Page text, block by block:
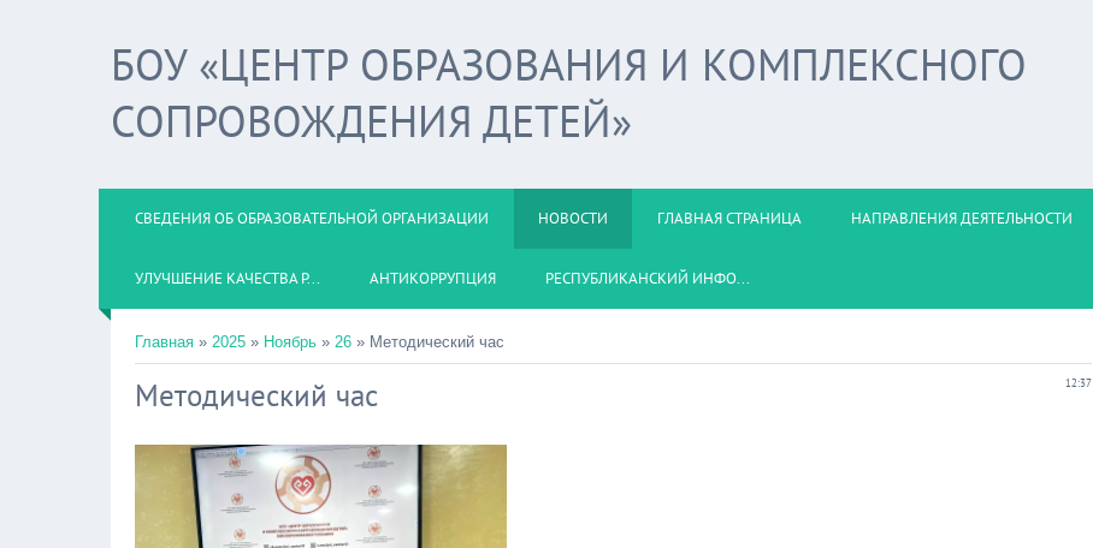
БОУ «ЦЕНТР ОБРАЗОВАНИЯ И КОМПЛЕКСНОГО
СОПРОВОЖДЕНИЯ ДЕТЕЙ»
СВЕДЕНИЯ ОБ ОБРАЗОВАТЕЛЬНОЙ ОРГАНИЗАЦИИ НОВОСТИ ГЛАВНАЯ СТРАНИЦА НАПРАВЛЕНИЯ ДЕЯТЕЛЬНОСТИ
УЛУЧШЕНИЕ КАЧЕСТВА Р... АНТИКОРРУПЦИЯ РЕСПУБЛИКАНСКИЙ ИНФО...
Главная » 2025 » Ноябрь » 26 » Методический час
12:37
Методический час